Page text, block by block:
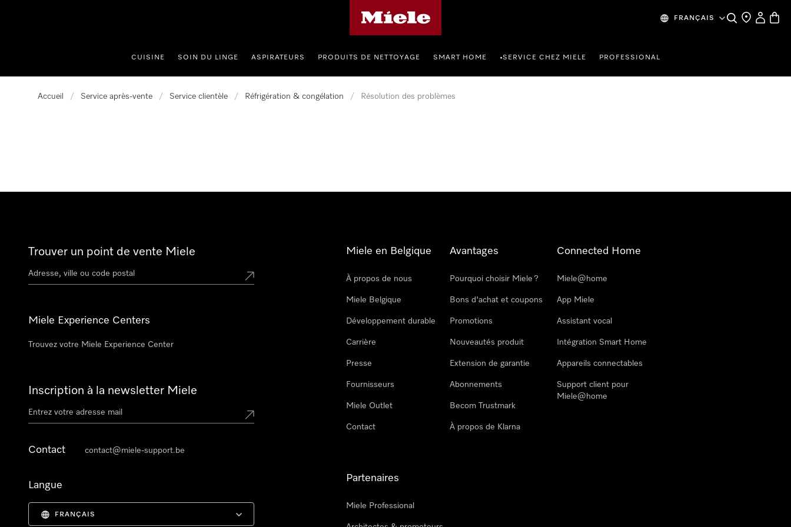
FRANÇAIS SearchFind a store
My
CUISINE SOIN DU LINGE ASPIRATEURS PRODUITS DE NETTOYAGE SMART HOME •SERVICE CHEZ MIELE PROFESSIONAL
Accueil / Service après-vente / Service clientèle / Réfrigération & congélation / Résolution des problèmes
Trouver un point de vente Miele
Miele Experience Centers
Trouvez votre Miele Experience Center
Inscription à la newsletter Miele
Contact contact@miele-support.be
Langue
FRANÇAIS
Miele en Belgique
À propos de nous
Miele Belgique
Développement durable
Carrière
Presse
Fournisseurs
Miele Outlet
Contact
Avantages
Pourquoi choisir Miele ?
Bons d'achat et coupons
Promotions
Nouveautés produit
Extension de garantie
Abonnements
Becom Trustmark
À propos de Klarna
Connected Home
Miele@home
App Miele
Assistant vocal
Intégration Smart Home
Appareils connectables
Support client pour
Miele@home
Partenaires
Miele Professional